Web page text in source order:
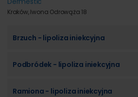
Kraków, Iwona Odrowąża 18
Brzuch - lipoliza iniekcyjna
Podbródek - lipoliza iniekcyjna
Ramiona - lipoliza iniekcyjna